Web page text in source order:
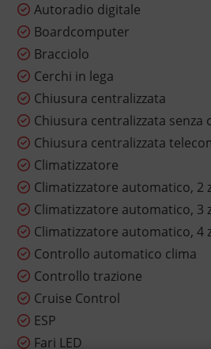
Autoradio digitale
Boardcomputer
Bracciolo
Cerchi in lega
Chiusura centralizzata
Chiusura centralizzata senza
Chiusura centralizzata
Climatizzatore
Climatizzatore automatico, 2
Climatizzatore automatico, 3
Climatizzatore automatico, 4
Controllo automatico clima
Controllo trazione
Cruise Control
ESP
Fari LED